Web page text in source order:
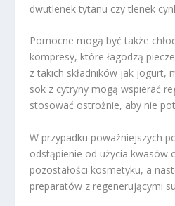
dwutlenek tytanu czy tlenek
Pomocne mogą być także
kompresy, które łagodzą
z takich składników jak jogurt,
sok z cytryny mogą wspierać
stosować ostrożnie, aby nie
W przypadku poważniejszych
odstąpienie od użycia kwasów
pozostałości kosmetyku, a
preparatów z regenerującymi